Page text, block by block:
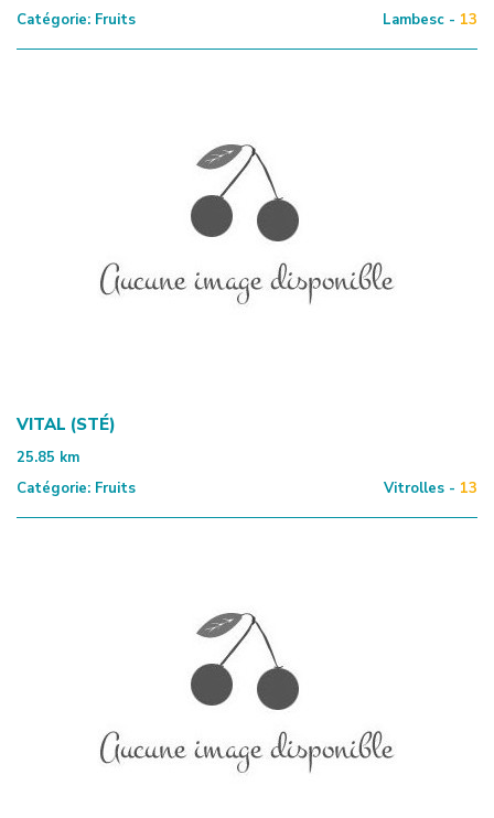
Catégorie: Fruits Lambesc - 13
VITAL (STÉ)
25.85 km
Catégorie: Fruits Vitrolles - 13